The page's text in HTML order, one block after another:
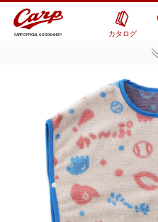
CARP OFFICIAL GOODS SHOP カタログ